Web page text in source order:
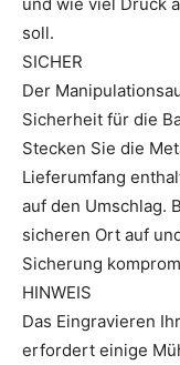
soll.
SICHER
Der
Sicherheit für die
Stecken Sie die
Lieferumfang
auf den Umschlag.
sicheren Ort auf
Sicherung
HINWEIS
Das Eingravieren
erfordert einige